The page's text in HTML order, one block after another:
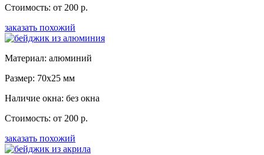
Стоимость: от 200 р.
заказать похожий
Материал: алюминий
Размер: 70x25 мм
Наличие окна: без окна
Стоимость: от 200 р.
заказать похожий